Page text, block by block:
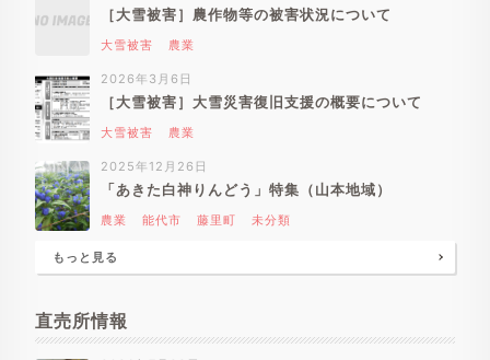
［大雪被害］農作物等の被害状況について
大雪被害 農業
2026年3月6日
［大雪被害］大雪災害復旧支援の概要について
大雪被害 農業
2025年12月26日
「あきた白神りんどう」特集（山本地域）
農業 能代市 藤里町 未分類
もっと見る
直売所情報